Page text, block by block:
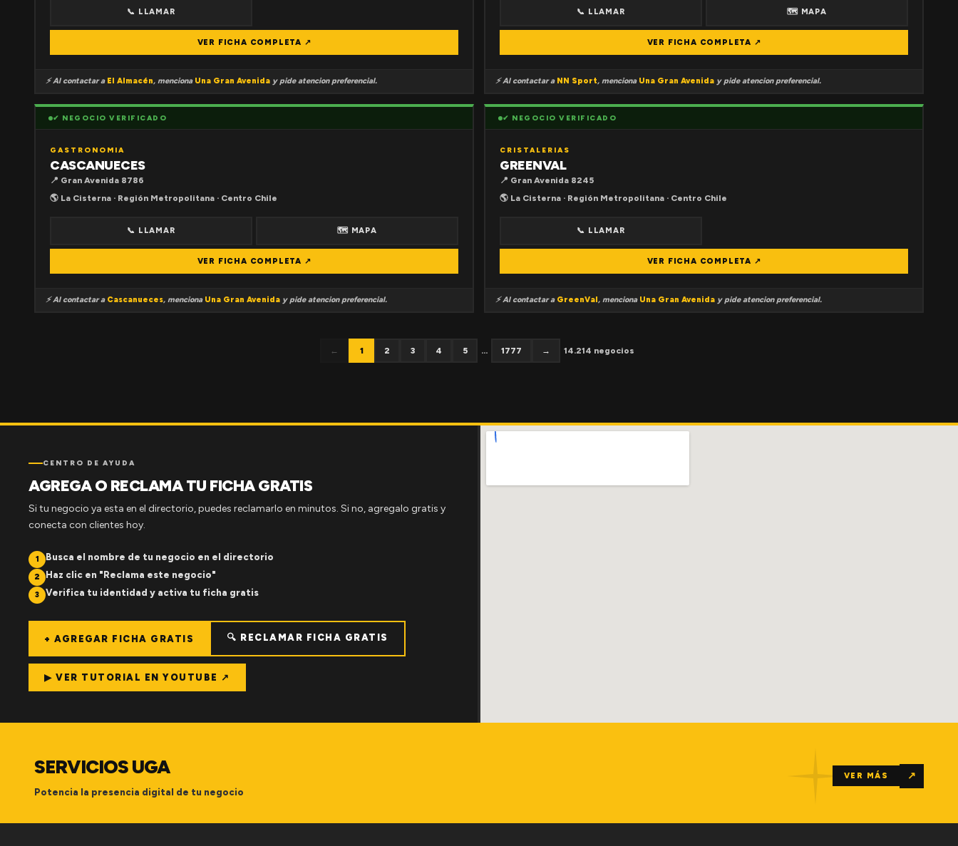
📞 LLAMAR
VER FICHA COMPLETA ↗
⚡ Al contactar a El Almacén, menciona Una Gran Avenida y pide atencion preferencial.
📞 LLAMAR 🗺 MAPA
VER FICHA COMPLETA ↗
⚡ Al contactar a NN Sport, menciona Una Gran Avenida y pide atencion preferencial.
✔ NEGOCIO VERIFICADO
GASTRONOMIA
CASCANUECES
📍 Gran Avenida 8786
🌎 La Cisterna · Región Metropolitana · Centro Chile
📞 LLAMAR 🗺 MAPA
VER FICHA COMPLETA ↗
⚡ Al contactar a Cascanueces, menciona Una Gran Avenida y pide atencion preferencial.
✔ NEGOCIO VERIFICADO
CRISTALERIAS
GREENVAL
📍 Gran Avenida 8245
🌎 La Cisterna · Región Metropolitana · Centro Chile
📞 LLAMAR
VER FICHA COMPLETA ↗
⚡ Al contactar a GreenVal, menciona Una Gran Avenida y pide atencion preferencial.
← 1 2 3 4 5 ... 1777 → 14.214 negocios
CENTRO DE AYUDA
AGREGA O RECLAMA TU FICHA GRATIS
Si tu negocio ya esta en el directorio, puedes reclamarlo en minutos. Si no, agregalo gratis y
conecta con clientes hoy.
1 Busca el nombre de tu negocio en el directorio
2 Haz clic en "Reclama este negocio"
3 Verifica tu identidad y activa tu ficha gratis
+ AGREGAR FICHA GRATIS 🔍 RECLAMAR FICHA GRATIS
▶ VER TUTORIAL EN YOUTUBE ↗
SERVICIOS UGA
Potencia la presencia digital de tu negocio
VER MÁS ↗